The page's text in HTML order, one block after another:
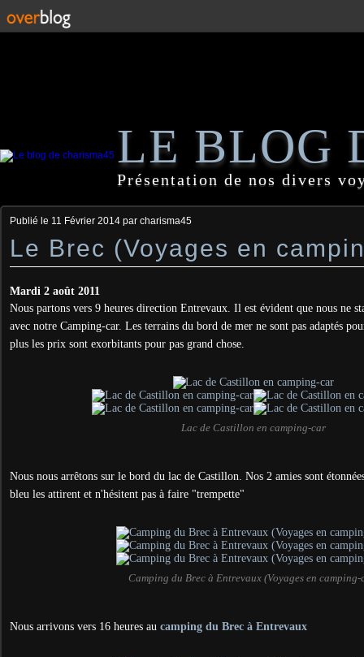
LE BLOG
Présentation de nos divers
Publié le 11 Février 2014 par charisma45
Le Brec (Voyages en
Mardi 2 août 2011
Nous partons vers 9 heures direction Entrevaux. Il est évident que nous ne
avec notre Camping-car. Les terrains du bord de mer ne sont pas adaptés
plus les prix sont exorbitants pour pas grand chose.
Lac de Castillon en camping-car
Nous nous arrêtons sur le bord du lac de Castillon. Nos 2 amies sont
bleu les attirent et n'hésitent pas à faire "trempette"
Camping du Brec à Entrevaux (Voyages en camping-
Nous arrivons vers 16 heures au camping du Brec à Entrevaux